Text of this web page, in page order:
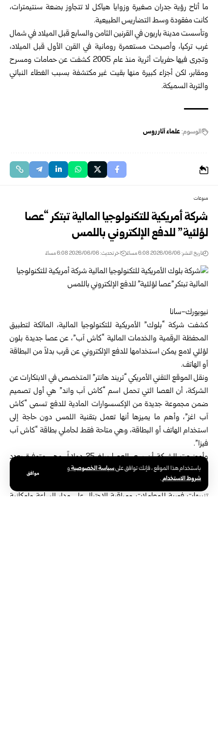
باستخدام هذا الموقع ، فإنك توافق علىسياسة الخصوصيةو
شروط الاستخدام.
موافق
ما أتاح رؤية جدران صغيرة وزوايا هياكل لا تتجاوز بضعة سنتيمترات،
كانت مفقودة وسط التضاريس الطبيعية.
وتأسست مدينة باريون في القرنين الثامن والسابع قبل الميلاد في شمال
غرب تركيا، وأصبحت مستعمرة رومانية في القرن الأول قبل الميلاد،
وتجرى فيها حفريات أثرية منذ عام 2005 كشفت عن حمامات ومسرح
ومقابر، لكن أجزاء كبيرة منها بقيت غير مكتشفة بسبب الغطاء النباتي
والتربة السميكة.
الوسوم:علماء آثار روس
منوعات
شركة أمريكية للتكنولوجيا المالية تبتكر “عصا
لؤلئية” للدفع الإلكتروني باللمس
تاريخ النشر: 2026/06/06 6:08 مساءً اخر تحديث: 2026/06/06 6:08 مساءً
نيويورك-سانا
كشفت شركة “بلوك” الأمريكية للتكنولوجيا المالية، المالكة لتطبيق
المحفظة الرقمية والخدمات المالية “كاش آب”، عن عصا جديدة بلون
لؤلئي لامع يمكن استخدامها للدفع الإلكتروني عن قرب بدلاً من البطاقة
أو الهاتف.
ونقل الموقع التقني الأمريكي “تريند هانتر” المتخصص في الابتكارات عن
الشركة، أن العصا التي تحمل اسم “كاش آب واند” هي أول تصميم
ضمن مجموعة جديدة من الإكسسوارات المادية للدفع تسمى “كاش
آب اغز”، وأهم ما يميزها أنها تعمل بتقنية اللمس دون حاجة إلى
استخدام الهاتف أو البطاقة، وهي متاحة فقط لحاملي بطاقة “كاش آب
فيزا”.
وأوضحت الشركة أن سعر العصا يبلغ 25 دولاراً، وهي متوفرة بعدد
محدود للشراء داخل التطبيق لمن هم فوق 13 عاماً، وتعمل في أي مكان
تُقبل فيه بطاقات فيزا بنظام اللمس للدفع، وتتميز بميزات أمان تشمل
تنبيهات فورية للمعاملات ومراقبة الاحتيال على مدار الساعة وإمكانية